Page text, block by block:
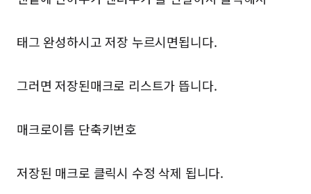
태그 완성하시고 저장 누르시면됩니다.
그러면 저장된매크로 리스트가 뜹니다.
매크로이름 단축키번호
저장된 매크로 클릭시 수정 삭제 됩니다.